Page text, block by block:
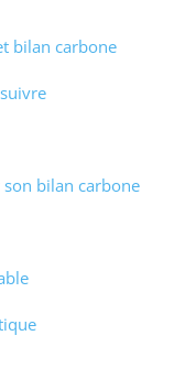
bilan carbone
bilan carbone